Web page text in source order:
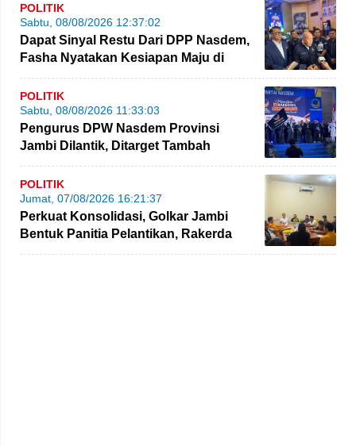
POLITIK
Sabtu, 08/08/2026 12:37:02
Dapat Sinyal Restu Dari DPP Nasdem,
Fasha Nyatakan Kesiapan Maju di
Pilgub Jambi
POLITIK
Sabtu, 08/08/2026 11:33:03
Pengurus DPW Nasdem Provinsi
Jambi Dilantik, Ditarget Tambah
Perolehan Kursi Legislatif
POLITIK
Jumat, 07/08/2026 16:21:37
Perkuat Konsolidasi, Golkar Jambi
Bentuk Panitia Pelantikan, Rakerda
hingga Bimtek